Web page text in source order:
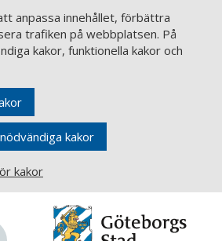
anpassa innehållet, förbättra
trafiken på webbplatsen. På
kakor, funktionella kakor och
kakor
kakor